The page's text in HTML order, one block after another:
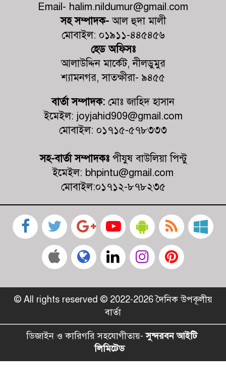
জুলাই গণঅভ্যুত্থানের দ্বিতীয় বর্ষপূর্তি
উপলক্ষে শ্যামনগরে জামায়াতের গণমিছিল
ও বিক্ষোভ সমাবেশ
কালিগঞ্জের ভ্রাম্যমাণ আদালতের অভিযান:
৫টি প্রতিষ্ঠানে জরিমানা
কালিগঞ্জে চেয়ারম্যান পদপ্রার্থী শেখ
আলমগীর হোসেনের নিজস্ব অর্থায়নে খালের
ওপর বাঁশের সাঁকো নির্মাণ
প্রতিযোগিতায় চ্যাম্পিয়ন নলতা মাধ্যমিক
বিদ্যালয়
Email- halim.nildumur@gmail.com
সহ সম্পাদক-আল হুদা মালী
মোবাইল: ০১৯১১-৪৪৫৪৫৬
হেড অফিসঃ
আলাউদ্দিন মার্কেট, নীলডুমুর
শ্যামনগর, সাতক্ষীরা- ৯৪৫৫
বার্তা সম্পাদক: মোঃ জাহিদ হাসান
ইমেইল: joyjahid909@gmail.com
মোবাইল: ০১৭১৫-৫৭৮৩৩৩
সহ-বার্তা সম্পাদকঃপীযুষ বাউলিয়া পিন্টু
ইমেইল: bhpintu@gmail.com
মোবাইল:০১৭১২-৮৭৮২৩৫
© All rights reserved © 2022-2026 দৈনিক উপকূলীয়
বার্তা
ডিজাইন ও কারিগরি সহযোগীতায়-সুন্দরবন আইটি
লিমিটেড